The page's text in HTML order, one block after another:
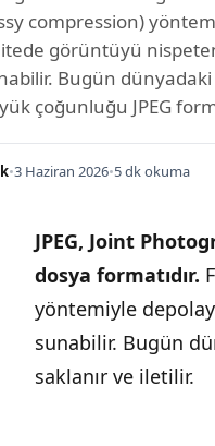
compression)
görüntüyü
Bugün
çoğunluğu JPEG
•3 Haziran 2026•5 dk okuma
JPEG, Joint
dosya formatıdır.
yöntemiyle
sunabilir. Bugün
saklanır ve iletilir.